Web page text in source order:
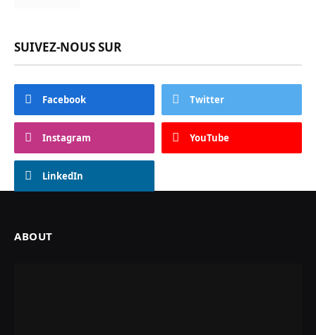
SUIVEZ-NOUS SUR
Facebook Twitter
Instagram YouTube
LinkedIn
ABOUT